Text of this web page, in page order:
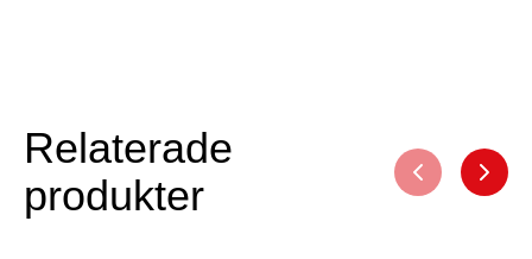
Relaterade
produkter